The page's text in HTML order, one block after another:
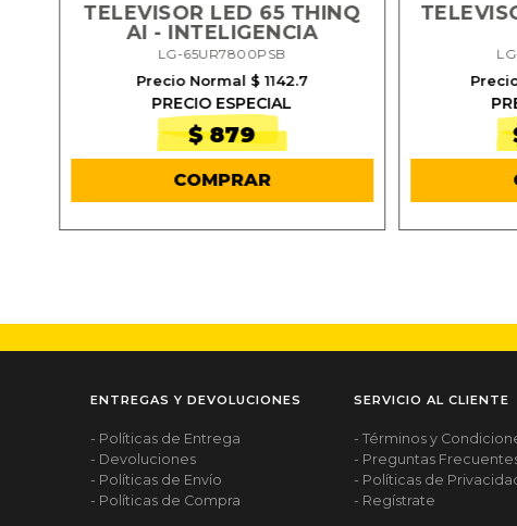
TELEVISOR LED 65 THINQ
AI - INTELIGENCIA
LG-65UR7800PSB
Precio Normal $ 1142.7
PRECIO ESPECIAL
$ 879
COMPRAR
ENTREGAS Y DEVOLUCIONES
- Políticas de Entrega
- Devoluciones
- Políticas de Envío
- Políticas de Compra
SERVICIO AL CLIENTE
- Términos y
- Preguntas
- Políticas de
- Regístrate